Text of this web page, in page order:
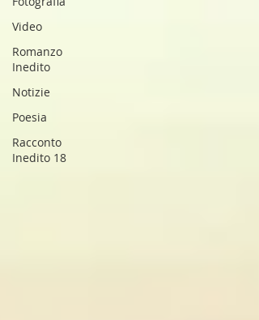
Video
Romanzo
Inedito
Notizie
Poesia
Racconto
Inedito 18